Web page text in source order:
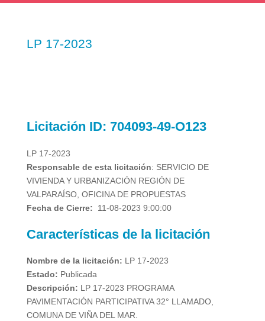
LP 17-2023
Licitación ID: 704093-49-O123
LP 17-2023
Responsable de esta licitación: SERVICIO DE
VIVIENDA Y URBANIZACIÓN REGIÓN DE
VALPARAÍSO, OFICINA DE PROPUESTAS
Fecha de Cierre:
11-08-2023 9:00:00
Características de la licitación
Nombre de la licitación: LP 17-2023
Estado: Publicada
Descripción: LP 17-2023 PROGRAMA
PAVIMENTACIÓN PARTICIPATIVA 32° LLAMADO,
COMUNA DE VIÑA DEL MAR.